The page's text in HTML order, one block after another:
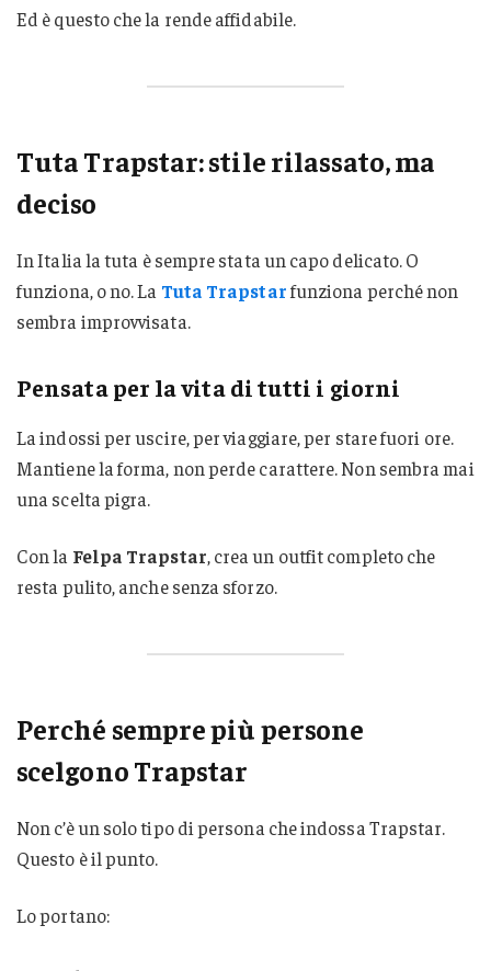
Ed è questo che la rende affidabile.
Tuta Trapstar: stile rilassato, ma
deciso
In Italia la tuta è sempre stata un capo delicato. O
funziona, o no. La Tuta Trapstarfunziona perché non
sembra improvvisata.
Pensata per la vita di tutti i giorni
La indossi per uscire, per viaggiare, per stare fuori ore.
Mantiene la forma, non perde carattere. Non sembra mai
una scelta pigra.
Con la Felpa Trapstar, crea un outfit completo che
resta pulito, anche senza sforzo.
Perché sempre più persone
scelgono Trapstar
Non c’è un solo tipo di persona che indossa Trapstar.
Questo è il punto.
Lo portano: